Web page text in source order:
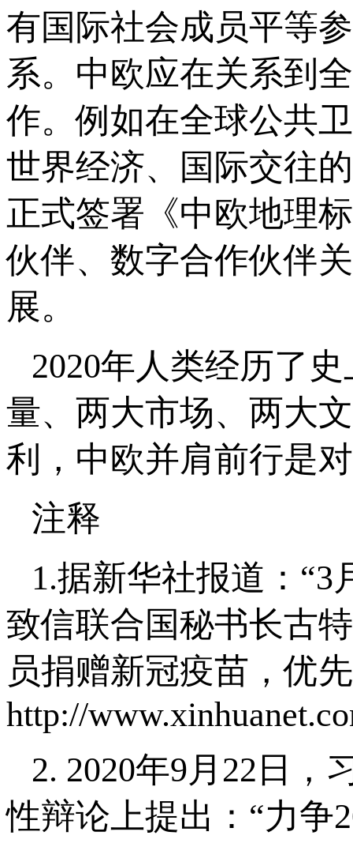
有国际社会成员平等
系。中欧应在关系到
作。例如在全球公共
世界经济、国际交往
正式签署《中欧地理
伙伴、数字合作伙伴
展。
2020年人类经历了
量、两大市场、两大
利，中欧并肩前行是
注释
1.据新华社报道：“3
致信联合国秘书长古
员捐赠新冠疫苗，优
http://
2. 2020年9月22日
性辩论上提出：“力争